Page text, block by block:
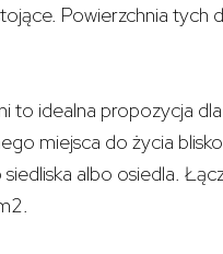
Powierzchnia tych
to idealna propozycja
miejsca do życia
albo osiedla.